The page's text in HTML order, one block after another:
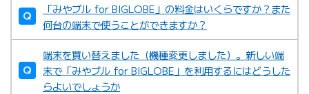
「みやブル for BIGLOBE」の料金はいくらですか？また
何台の端末で使うことができますか？
端末を買い替えました（機種変更しました）。新しい端
末で「みやブル for BIGLOBE」を利用するにはどうした
らよいでしょうか